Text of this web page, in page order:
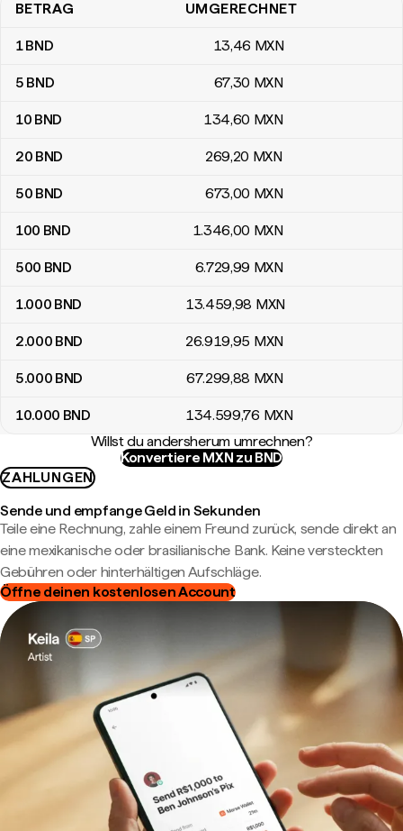
Umrechnungstabelle Brunei-Dollar zu Mexikanische Pesos
BETRAG UMGERECHNET
1BND 13,46 MXN
5 BND 67,30 MXN
10 BND 134,60 MXN
20 BND 269,20 MXN
50 BND 673,00 MXN
100 BND 1.346,00 MXN
500 BND 6.729,99 MXN
1.000 BND 13.459,98 MXN
2.000 BND 26.919,95 MXN
5.000 BND 67.299,88 MXN
10.000 BND 134.599,76 MXN
Willst du andersherum umrechnen?
Konvertiere MXN zu BND
ZAHLUNGEN
Sende und empfange Geld in Sekunden
Teile eine Rechnung, zahle einem Freund zurück, sende direkt an
eine mexikanische oder brasilianische Bank. Keine versteckten
Gebühren oder hinterhältigen Aufschläge.
Öffne deinen kostenlosen Account